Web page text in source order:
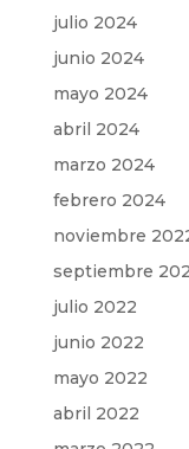
julio 2024
junio 2024
mayo 2024
abril 2024
marzo 2024
febrero 2024
noviembre
septiembre
julio 2022
junio 2022
mayo 2022
abril 2022